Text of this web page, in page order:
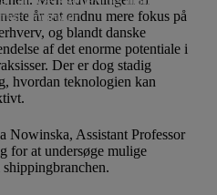
projekter
år sat endnu mere fokus på
og blandt danske
af det enorme potentiale i
Der er dog stadig
hvordan teknologien kan
Nowinska, Assistant Professor
for at undersøge mulige